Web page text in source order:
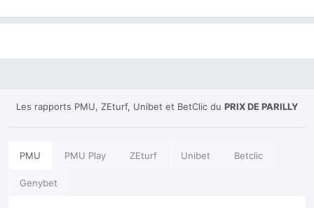
Les rapports PMU, ZEturf, Unibet et BetClic du PRIX DE PARILLY
PMU PMU Play ZEturf Unibet Betclic
Genybet